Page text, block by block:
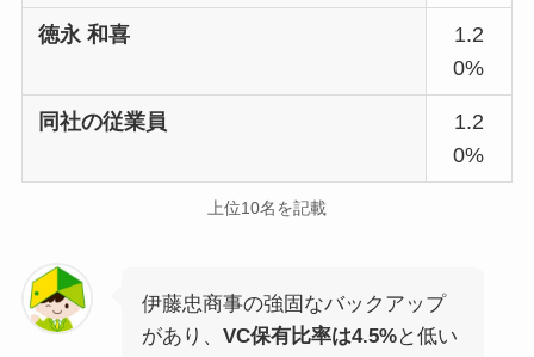
徳永 和喜
1.2
0%
同社の従業員
1.2
0%
上位10名を記載
伊藤忠商事の強固なバックアップ
があり、 VC保有比率は4.5%と低い